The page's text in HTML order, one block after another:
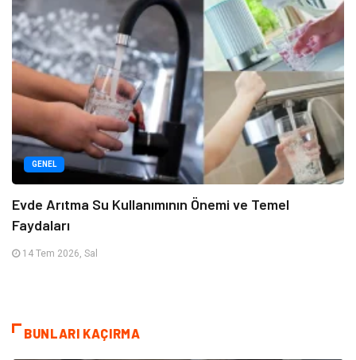
GENEL
Evde Arıtma Su Kullanımının Önemi ve Temel
Faydaları
14 Tem 2026, Sal
BUNLARI KAÇIRMA